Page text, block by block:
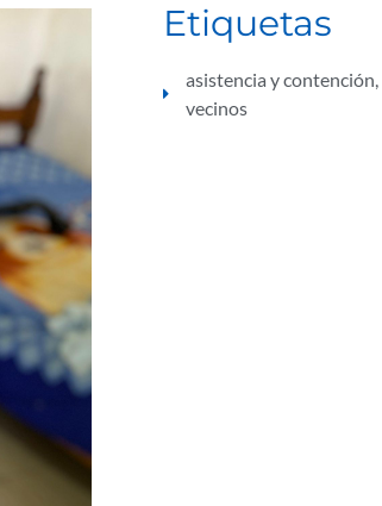
Etiquetas
asistencia y contención,
vecinos